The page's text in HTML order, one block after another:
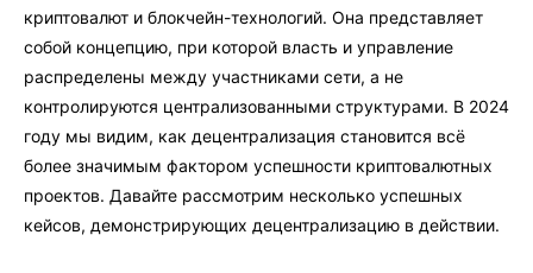
криптовалют и блокчейн-технологий. Она представляет
собой концепцию, при которой власть и управление
распределены между участниками сети, а не
контролируются централизованными структурами. В 2024
году мы видим, как децентрализация становится всё
более значимым фактором успешности криптовалютных
проектов. Давайте рассмотрим несколько успешных
кейсов, демонстрирующих децентрализацию в действии.